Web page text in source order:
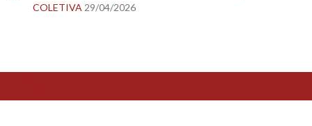
COLETIVA 29/04/2026
TESTE